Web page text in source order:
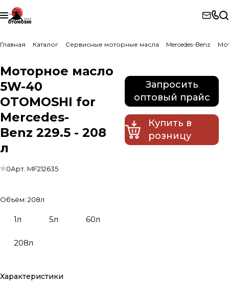
Главная Каталог Сервисные моторные масла Mercedes-Benz
Моторное масло
5W-40
OTOMOSHI for
Mercedes-
Benz 229.5 - 208
л
0Арт. MF212635
Объём: 208л
1л 5л 60л
208л
Характеристики
Запросить
оптовый прайс
Купить в
розницу